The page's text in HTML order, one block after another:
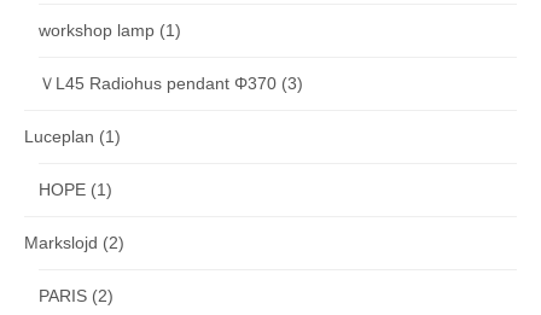
workshop lamp (1)
ＶL45 Radiohus pendant Φ370 (3)
Luceplan (1)
HOPE (1)
Markslojd (2)
PARIS (2)